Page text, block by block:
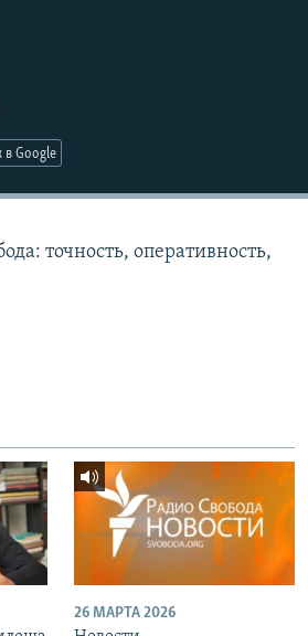
в Google
точность, оперативность,
26 МАРТА 2026